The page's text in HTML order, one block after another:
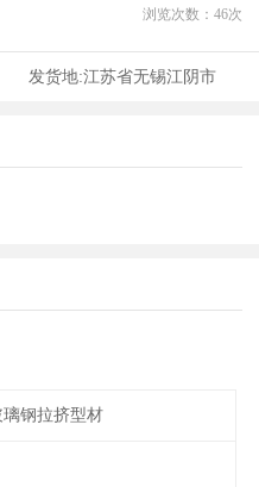
浏览次数： 46次
发货地:江苏省无锡江阴市
璃钢拉挤型材